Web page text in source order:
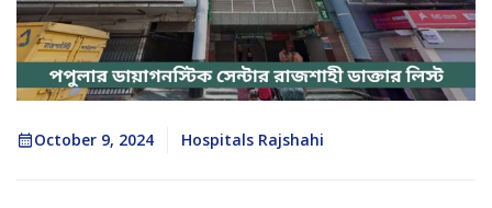
October 9, 2024 Hospitals Rajshahi